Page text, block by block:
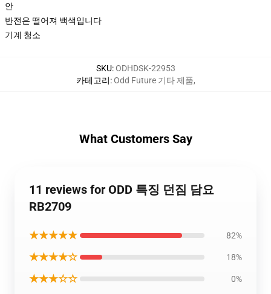
안
반전은 떨어져 백색입니다
기계 청소
SKU:ODHDSK-22953
카테고리:Odd Future 기타 제품,
What Customers Say
11 reviews for ODD 특징 던짐 담요
RB2709
★★★★★ 82%
★★★★☆ 18%
★★★☆☆ 0%